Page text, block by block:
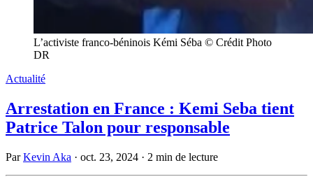
L’activiste franco-béninois Kémi Séba © Crédit Photo
DR
Actualité
Arrestation en France : Kemi Seba tient
Patrice Talon pour responsable
ParKevin Aka · oct. 23, 2024 · 2 min de lecture